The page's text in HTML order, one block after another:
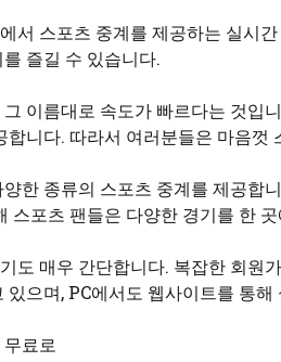
서 스포츠 중계를 제공하는 실시
즐길 수 있습니다.
이름대로 속도가 빠르다는 것입
합니다. 따라서 여러분들은 마음
한 종류의 스포츠 중계를 제공합
스포츠 팬들은 다양한 경기를 한
도 매우 간단합니다. 복잡한 회원
있으며, PC에서도 웹사이트를 통
료로